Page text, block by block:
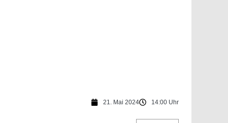
21. Mai 2024 14:00 Uhr